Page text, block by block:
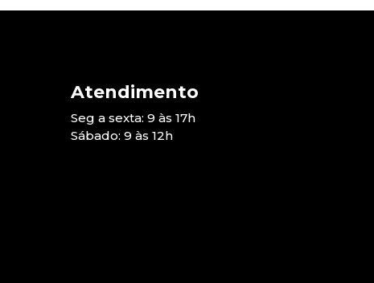
Atendimento
Seg a sexta: 9 às 17h
Sábado: 9 às 12h